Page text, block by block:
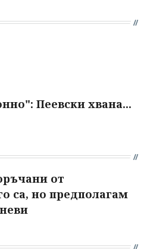
Пеевски хвана...
от
са, но предполагам